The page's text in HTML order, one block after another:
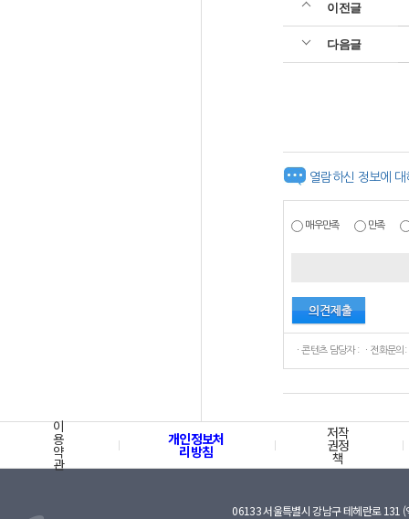
이전글
다음글
열람하신 정보에
매우만족 만족
ㆍ콘텐츠 담당자 : ㆍ전화문의:
이
용
약
관
개인정보처
리방침
저작
권정
책
06133 서울특별시 강남구 테헤란로 131 (